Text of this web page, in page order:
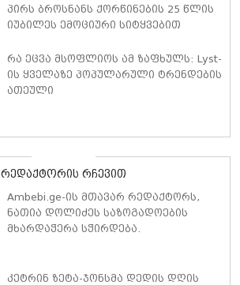
პირს ბროსნანს ქორწინების 25 წლის
იუბილეს ემოციური სიტყვებით
რა ეცვა მსოფლიოს ამ ზაფხულს: Lyst-
ის ყველაზე პოპულარული ტრენდების
ათეული
რედაქტორის რჩევით
Ambebi.ge-ის მთავარ რედაქტორს,
ნათია დოლიძეს საზოგადოების
მხარდაჭერა სჭირდება.
კეტრინ ზეტა-ჯონსმა დედის დღის